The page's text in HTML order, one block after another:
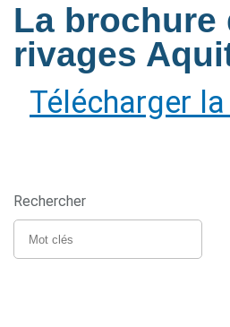
La brochure
rivages
Télécharger
Rechercher